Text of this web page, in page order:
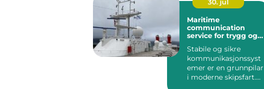
Maritime
communication
service for trygg og
Stabile og sikre
kommunikasjonssyst
emer er en grunnpilar
i moderne skipsfart.